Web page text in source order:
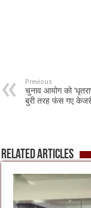
Previous
चुनाव आयोग को
बुरी तरह फंस गए
Related Articles